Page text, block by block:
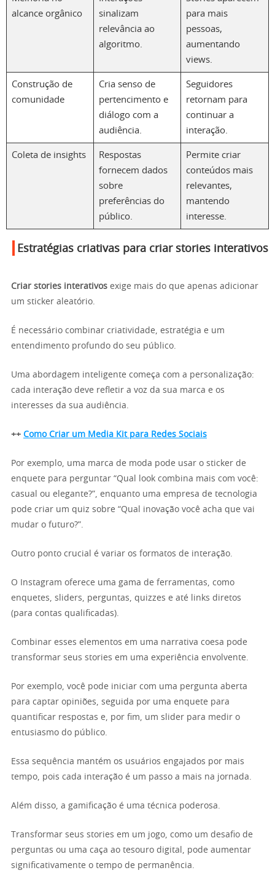
alcance orgânico
sinalizam
relevância ao
algoritmo.
para mais
pessoas,
aumentando
views.
Construção de
comunidade
Cria senso de
pertencimento e
diálogo com a
audiência.
Seguidores
retornam para
continuar a
interação.
Coleta de insights
Respostas
fornecem dados
sobre
preferências do
público.
Permite criar
conteúdos mais
relevantes,
mantendo
interesse.
Estratégias criativas para criar stories interativos
Criar stories interativos exige mais do que apenas adicionar
um sticker aleatório.
É necessário combinar criatividade, estratégia e um
entendimento profundo do seu público.
Uma abordagem inteligente começa com a personalização:
cada interação deve refletir a voz da sua marca e os
interesses da sua audiência.
++ Como Criar um Media Kit para Redes Sociais
Por exemplo, uma marca de moda pode usar o sticker de
enquete para perguntar “Qual look combina mais com você:
casual ou elegante?”, enquanto uma empresa de tecnologia
pode criar um quiz sobre “Qual inovação você acha que vai
mudar o futuro?”.
Outro ponto crucial é variar os formatos de interação.
O Instagram oferece uma gama de ferramentas, como
enquetes, sliders, perguntas, quizzes e até links diretos
(para contas qualificadas).
Combinar esses elementos em uma narrativa coesa pode
transformar seus stories em uma experiência envolvente.
Por exemplo, você pode iniciar com uma pergunta aberta
para captar opiniões, seguida por uma enquete para
quantificar respostas e, por fim, um slider para medir o
entusiasmo do público.
Essa sequência mantém os usuários engajados por mais
tempo, pois cada interação é um passo a mais na jornada.
Além disso, a gamificação é uma técnica poderosa.
Transformar seus stories em um jogo, como um desafio de
perguntas ou uma caça ao tesouro digital, pode aumentar
significativamente o tempo de permanência.